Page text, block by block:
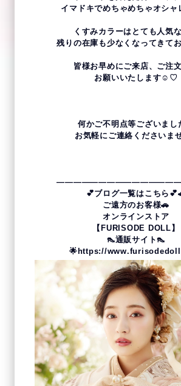
イマドキでめちゃめちゃオシャ
くすみカラーはとても人気
残りの在庫も少なくなってきて
皆様お早めにご来店、ご注
お願いいたします☺♡
何かご不明点等ございまし
お気軽にご連絡くださいま
💕ブログ一覧はこちら💕
ご遠方のお客様🚗
オンラインストア
【FURISODE DOLL】
👠通販サイト👠
🌟 https://